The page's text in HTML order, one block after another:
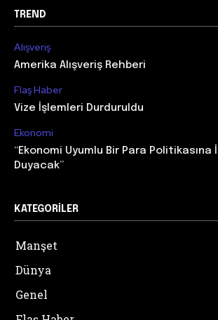
TREND
Alışveriş
Amerika Alışveriş Rehberi
Flaş Haber
Vize İşlemleri Durduruldu
Ekonomi
“Ekonomi Uyumlu Bir Para
Duyacak”
KATEGORILER
Manşet
Dünya
Genel